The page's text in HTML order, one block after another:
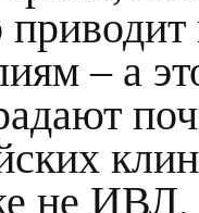
– а
не ИВЛ,